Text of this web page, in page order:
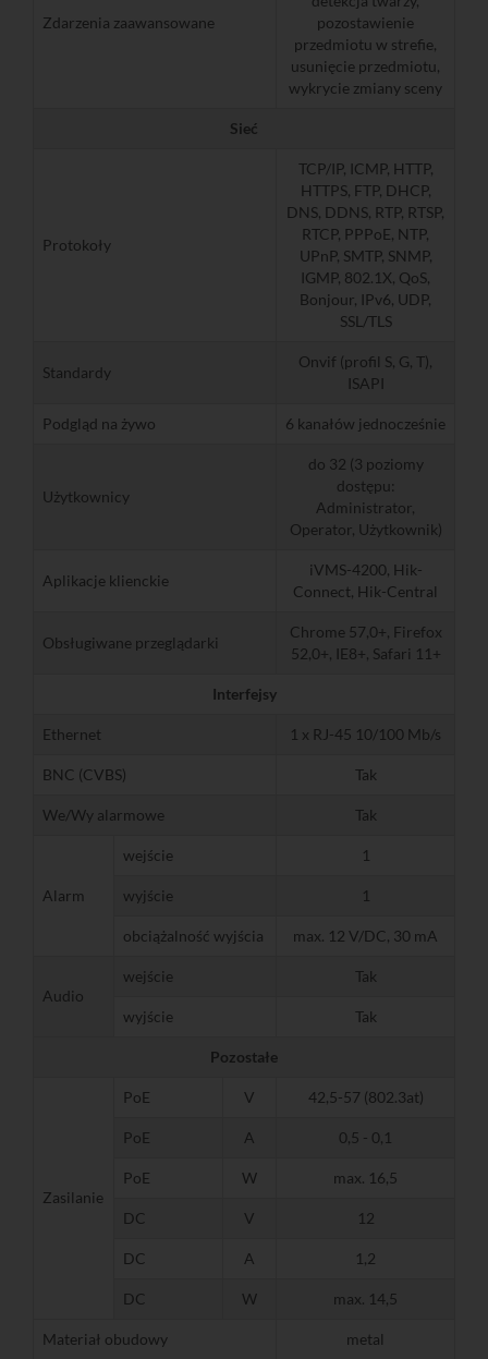
Zdarzenia zaawansowane
pozostawienie
przedmiotu w strefie,
usunięcie przedmiotu,
wykrycie zmiany sceny
Sieć
Protokoły
TCP/IP, ICMP, HTTP,
HTTPS, FTP, DHCP,
DNS, DDNS, RTP, RTSP,
RTCP, PPPoE, NTP,
UPnP, SMTP, SNMP,
IGMP, 802.1X, QoS,
Bonjour, IPv6, UDP,
SSL/TLS
Standardy
Onvif (profil S, G, T),
ISAPI
Podgląd na żywo 6 kanałów jednocześnie
Użytkownicy
do 32 (3 poziomy
dostępu:
Administrator,
Operator, Użytkownik)
Aplikacje klienckie
iVMS-4200, Hik-
Connect, Hik-Central
Obsługiwane przeglądarki
Chrome 57,0+, Firefox
52,0+, IE8+, Safari 11+
Interfejsy
Ethernet 1 x RJ-45 10/100 Mb/s
BNC (CVBS) Tak
We/Wy alarmowe Tak
Alarm
wejście 1
wyjście 1
obciążalność wyjścia max. 12 V/DC, 30 mA
Audio
wejście Tak
wyjście Tak
Pozostałe
Zasilanie
PoE V 42,5-57 (802.3at)
PoE A 0,5 - 0,1
PoE W max. 16,5
DC V 12
DC A 1,2
DC W max. 14,5
Materiał obudowy metal